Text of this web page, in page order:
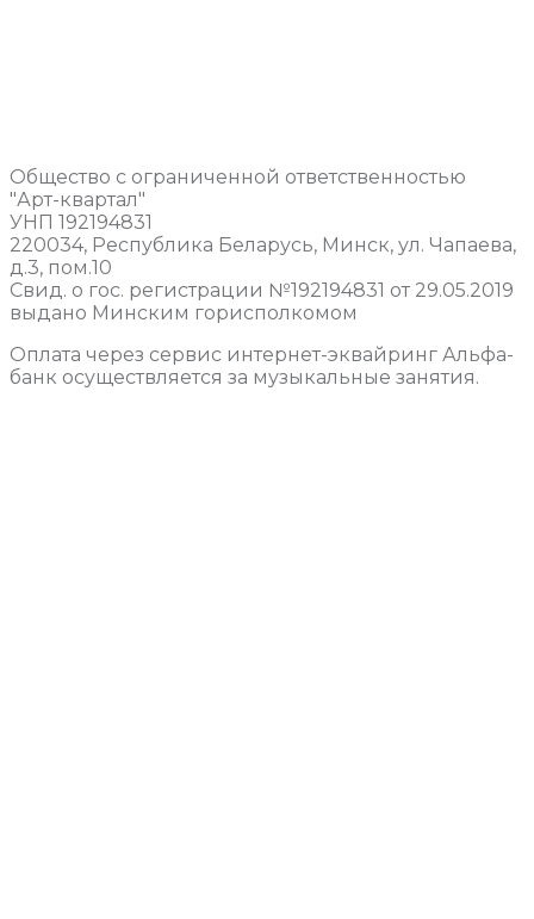
Общество с ограниченной ответственностью
"Арт-квартал"
УНП 192194831
220034, Республика Беларусь, Минск, ул. Чапаева,
д.3, пом.10
Свид. о гос. регистрации №192194831 от 29.05.2019
выдано Минским горисполкомом
Оплата через сервис интернет-эквайринг Альфа-
банк осуществляется за музыкальные занятия.